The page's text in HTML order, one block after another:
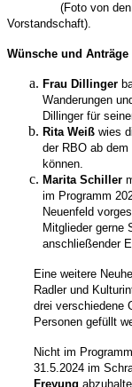
(Foto von den
Vorstandschaft).
Wünsche und Anträge
Frau Dillinger
Wanderungen
Dillinger für
Rita Weiß wies
der RBO ab
können.
Marita Schiller
im Programm
Neuenfeld
Mitglieder gerne
anschließender
Eine weitere
Radler und
drei verschiedene
Personen gefüllt
Nicht im
31.5.2024 im
Freyung